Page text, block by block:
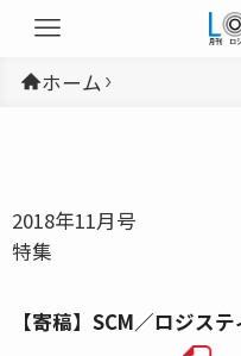
ホーム
2018年11月号
特集
【寄稿】SCM／ロジス